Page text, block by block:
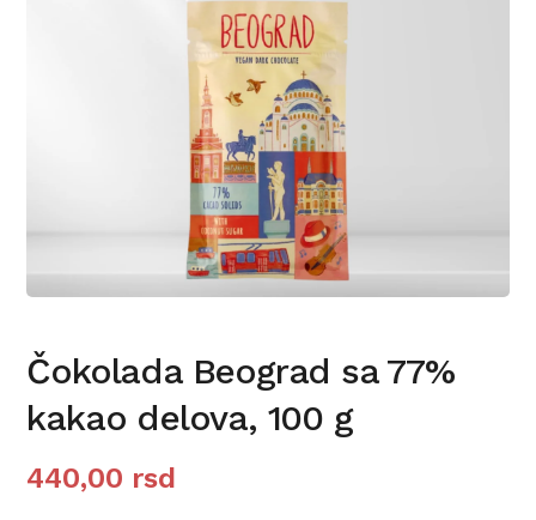
Čokolada Beograd sa 77%
kakao delova, 100 g
440,00 rsd